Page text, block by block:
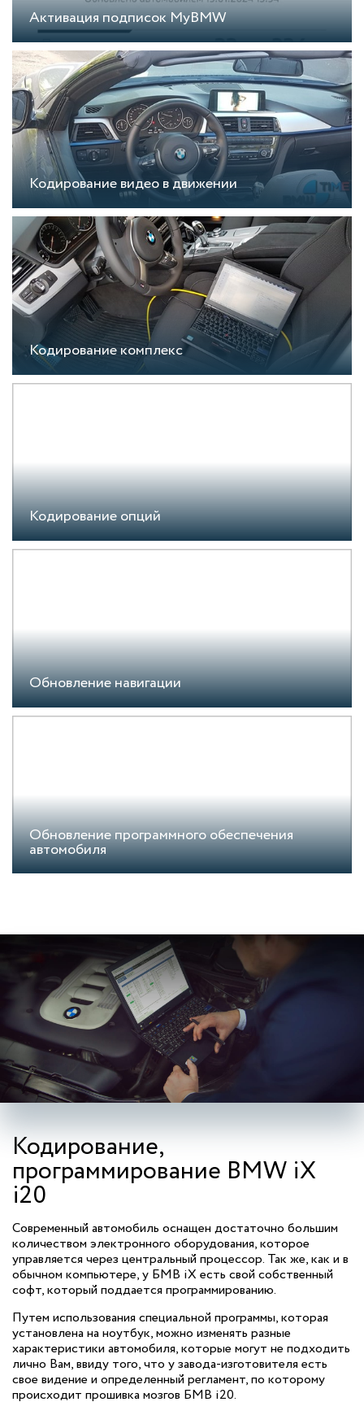
Активация подписок MyBMW
Кодирование видео в движении
Кодирование комплекс
Кодирование опций
Обновление навигации
Обновление программного обеспечения
автомобиля
Кодирование,
программирование BMW iX
i20
Современный автомобиль оснащен достаточно большим
количеством электронного оборудования, которое
управляется через центральный процессор. Так же, как и в
обычном компьютере, у БМВ iX есть свой собственный
софт, который поддается программированию.
Путем использования специальной программы, которая
установлена на ноутбук, можно изменять разные
характеристики автомобиля, которые могут не подходить
лично Вам, ввиду того, что у завода-изготовителя есть
свое видение и определенный регламент, по которому
происходит прошивка мозгов БМВ i20.